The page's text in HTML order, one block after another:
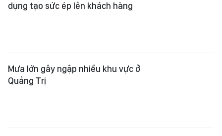
dụng tạo sức ép lên khách hàng
Mưa lớn gây ngập nhiều khu vực ở
Quảng Trị